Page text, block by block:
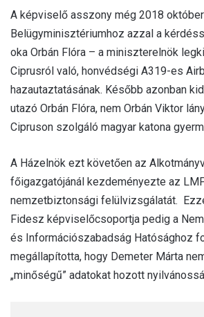
A képviselő asszony még 2018
Belügyminisztériumhoz azzal a
oka Orbán Flóra – a miniszterelnök
Ciprusról való, honvédségi A319-es
hazautaztatásának. Később azonban
utazó Orbán Flóra, nem Orbán Viktor
Cipruson szolgáló magyar katona
A Házelnök ezt követően az
főigazgatójánál kezdeményezte az
nemzetbiztonsági felülvizsgálatát.
Fidesz képviselőcsoportja pedig a
és Információszabadság Hatósághoz
megállapította, hogy Demeter Márta
„minőségű” adatokat hozott